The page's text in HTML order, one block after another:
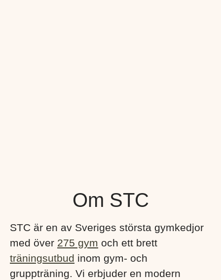
Om STC
STC är en av Sveriges största gymkedjor
med över 275 gym och ett brett
träningsutbud inom gym- och
gruppträning. Vi erbjuder en modern